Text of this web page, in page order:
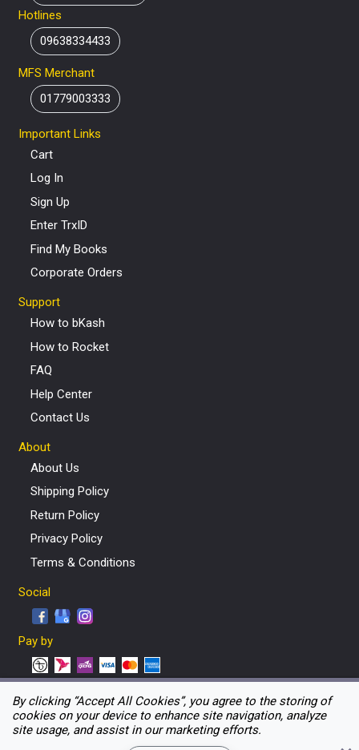
Hotlines
09638334433
MFS Merchant
01779003333
Important Links
Cart
Log In
Sign Up
Enter TrxID
Find My Books
Corporate Orders
Support
How to bKash
How to Rocket
FAQ
Help Center
Contact Us
About
About Us
Shipping Policy
Return Policy
Privacy Policy
Terms & Conditions
Social
Pay by
English বাংলা
By clicking “Accept All Cookies”, you agree to the storing of
cookies on your device to enhance site navigation, analyze
site usage, and assist in our marketing efforts.